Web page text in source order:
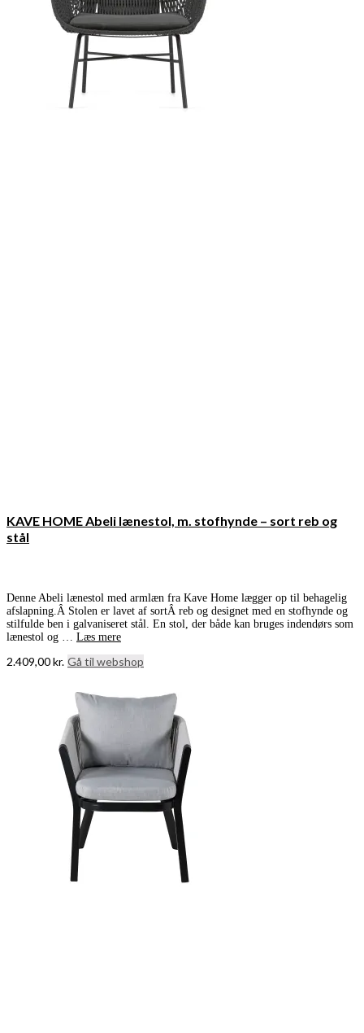
KAVE HOME Abeli lænestol, m. stofhynde – sort reb og
stål
Denne Abeli lænestol med armlæn fra Kave Home lægger op til behagelig
afslapning.Â Stolen er lavet af sortÂ reb og designet med en stofhynde og
stilfulde ben i galvaniseret stål. En stol, der både kan bruges indendørs som
lænestol og … Læs mere
2.409,00kr. Gå til webshop